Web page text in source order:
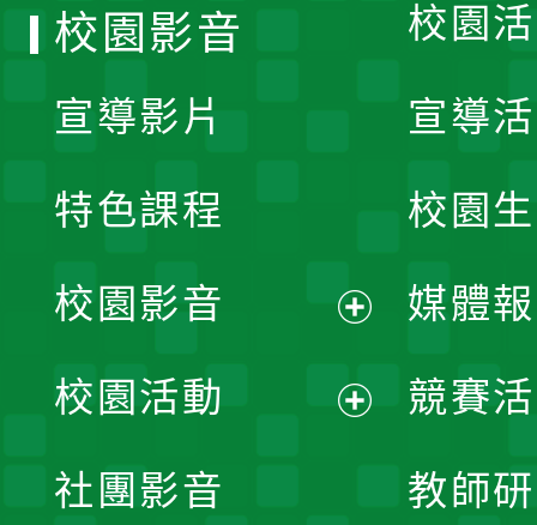
校園
宣導
校園
媒體
競賽
教師
校園影音
宣導影片
特色課程
校園影音
開
校園活動
社團影音